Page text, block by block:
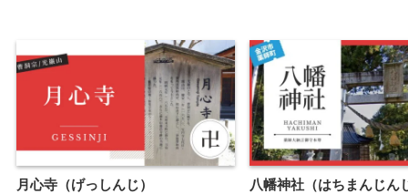
月心寺（げっしんじ）
八幡神社（はちまんじん